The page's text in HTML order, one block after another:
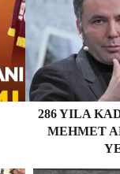
286 YILA
MEHMET